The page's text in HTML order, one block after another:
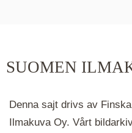
hålla ned ctrl-
SUOMEN
Denna sajt drivs av
Ilmakuva Oy. Vårt